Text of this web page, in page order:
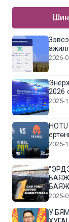
2026-
2026
2025-
2025-
2025-